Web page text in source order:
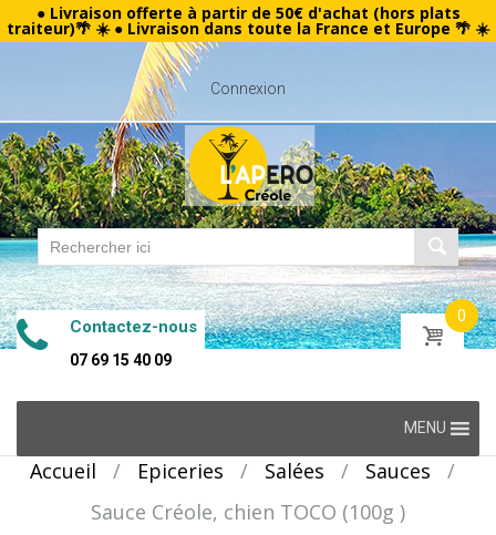
● Livraison offerte à partir de 50€ d'achat (hors plats
traiteur)🌴 ☀️ ● Livraison dans toute la France et Europe 🌴 ☀️
Connexion
Contactez-nous
07 69 15 40 09
0
content
MENU
Accueil / Epiceries / Salées / Sauces
/
Sauce Créole, chien TOCO (100g )